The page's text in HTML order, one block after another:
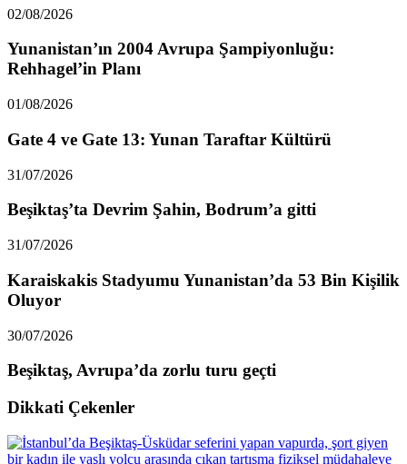
02/08/2026
Yunanistan’ın 2004 Avrupa Şampiyonluğu:
Rehhagel’in Planı
01/08/2026
Gate 4 ve Gate 13: Yunan Taraftar Kültürü
31/07/2026
Beşiktaş’ta Devrim Şahin, Bodrum’a gitti
31/07/2026
Karaiskakis Stadyumu Yunanistan’da 53 Bin Kişilik
Oluyor
30/07/2026
Beşiktaş, Avrupa’da zorlu turu geçti
Dikkati Çekenler